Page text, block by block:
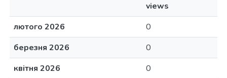
views
лютого 2026
0
березня 2026
0
квітня 2026
0